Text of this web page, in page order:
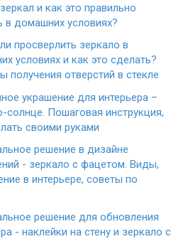
и как это правильно
в домашних условиях?
просверлить зеркало в
условиях и как это сделать?
получения отверстий в стекле
украшение для интерьера –
солнце. Пошаговая инструкция,
своими руками
решение в дизайне
- зеркало с фацетом. Виды,
в интерьере, советы по
решение для обновления
- наклейки на стену и зеркало с